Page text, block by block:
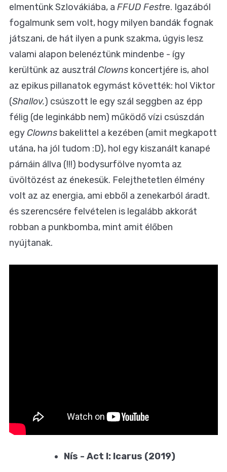
elmentünk Szlovákiába, a FFUD Festre. Igazából
fogalmunk sem volt, hogy milyen bandák fognak
játszani, de hát ilyen a punk szakma, úgyis lesz
valami alapon belenéztünk mindenbe - így
kerültünk az ausztrál Clowns koncertjére is, ahol
az epikus pillanatok egymást követték: hol Viktor
(Shallov.) csúszott le egy szál seggben az épp
félig (de leginkább nem) működő vízi csúszdán
egy Clowns bakelittel a kezében (amit megkapott
utána, ha jól tudom :D), hol egy kiszanált kanapé
párnáin állva (!!!) bodysurfölve nyomta az
üvöltözést az énekesük. Felejthetetlen élmény
volt az az energia, ami ebből a zenekarból áradt.
és szerencsére felvételen is legalább akkorát
robban a punkbomba, mint amit élőben
nyújtanak.
Nís - Act I: Icarus (2019)